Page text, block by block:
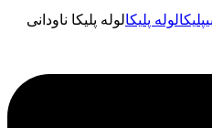
پلیکالوله پلیکالوله پلیکا ناودانی